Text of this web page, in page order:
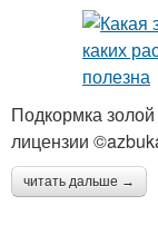
Подкормка
лицензии
читать дальше →